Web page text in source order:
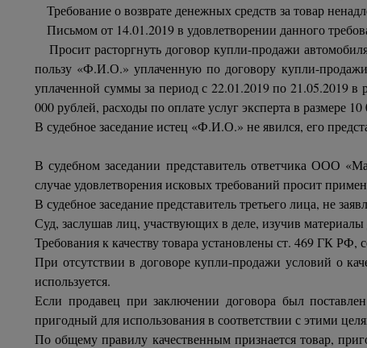
Требование о возврате денежных средств за товар
Письмом от 14.01.2019 в удовлетворении данного
Просит расторгнуть договор купли-продажи
пользу «Ф.И.О.» уплаченную по договору купли-
уплаченной суммы за период с 22.01.2019 по 21.05.2019 в
000 рублей, расходы по оплате услуг эксперта в размере
В судебное заседание истец «Ф.И.О.» не явился, его
В судебном заседании представитель ответчика ООО
случае удовлетворения исковых требований просит
В судебное заседание представитель третьего лица, не
Суд, заслушав лиц, участвующих в деле, изучив
Требования к качеству товара установлены ст. 469 ГК РФ,
При отсутствии в договоре купли-продажи условий о
используется.
Если продавец при заключении договора был
пригодный для использования в соответствии с этими
По общему правилу качественным признается товар,